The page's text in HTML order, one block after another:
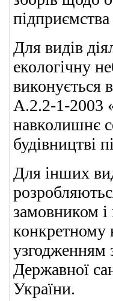
Для видів
екологічну
виконується
А.2.2-1-2003
навколишнє
будівництві
Для інших
замовником
конкретному
узгод­женням
Державної
України.